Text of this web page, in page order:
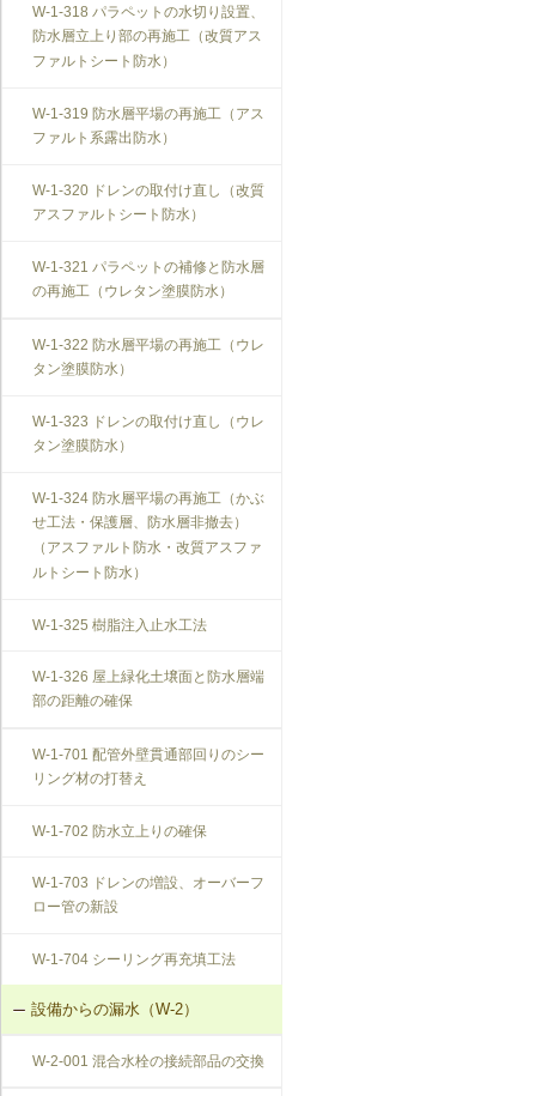
W-1-318 パラペットの水切り設置、
防水層立上り部の再施工（改質アス
ファルトシート防水）
W-1-319 防水層平場の再施工（アス
ファルト系露出防水）
W-1-320 ドレンの取付け直し（改質
アスファルトシート防水）
W-1-321 パラペットの補修と防水層
の再施工（ウレタン塗膜防水）
W-1-322 防水層平場の再施工（ウレ
タン塗膜防水）
W-1-323 ドレンの取付け直し（ウレ
タン塗膜防水）
W-1-324 防水層平場の再施工（かぶ
せ工法・保護層、防水層非撤去）
（アスファルト防水・改質アスファ
ルトシート防水）
W-1-325 樹脂注入止水工法
W-1-326 屋上緑化土壌面と防水層端
部の距離の確保
W-1-701 配管外壁貫通部回りのシー
リング材の打替え
W-1-702 防水立上りの確保
W-1-703 ドレンの増設、オーバーフ
ロー管の新設
W-1-704 シーリング再充填工法
設備からの漏水（W-2）
W-2-001 混合水栓の接続部品の交換